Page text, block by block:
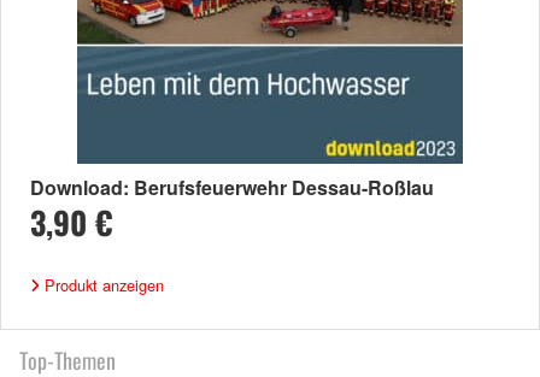
Download: Berufsfeuerwehr Dessau-Roßlau
3,90 €
Produkt anzeigen
Top-Themen